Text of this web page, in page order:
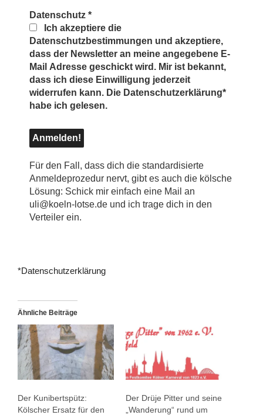
Datenschutz *
Ich akzeptiere die
Datenschutzbestimmungen und akzeptiere,
dass der Newsletter an meine angegebene E-
Mail Adresse geschickt wird. Mir ist bekannt,
dass ich diese Einwilligung jederzeit
widerrufen kann. Die Datenschutzerklärung*
habe ich gelesen.
Für den Fall, dass dich die standardisierte
Anmeldeprozedur nervt, gibt es auch die kölsche
Lösung: Schick mir einfach eine Mail an
uli@koeln-lotse.de und ich trage dich in den
Verteiler ein.
*Datenschutzerklärung
Ähnliche Beiträge
Der Kunibertspütz:
Kölscher Ersatz für den
Der Drüje Pitter und seine
„Wanderung“ rund um